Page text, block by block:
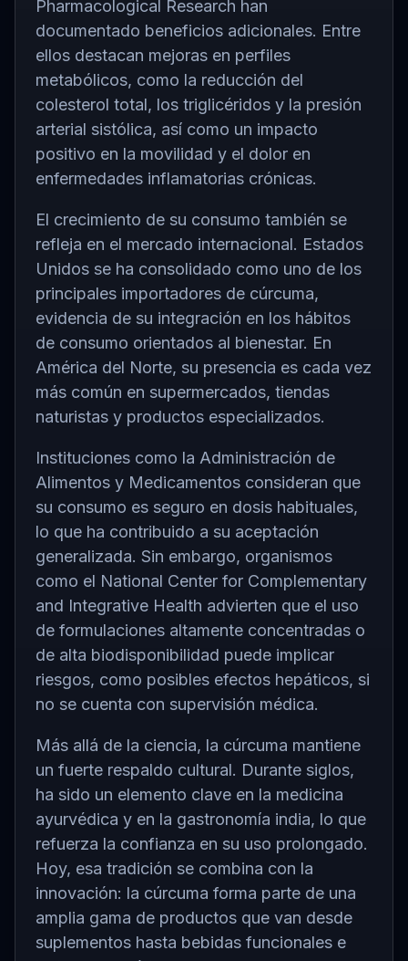
Pharmacological Research han
documentado beneficios adicionales. Entre
ellos destacan mejoras en perfiles
metabólicos, como la reducción del
colesterol total, los triglicéridos y la presión
arterial sistólica, así como un impacto
positivo en la movilidad y el dolor en
enfermedades inflamatorias crónicas.
El crecimiento de su consumo también se
refleja en el mercado internacional. Estados
Unidos se ha consolidado como uno de los
principales importadores de cúrcuma,
evidencia de su integración en los hábitos
de consumo orientados al bienestar. En
América del Norte, su presencia es cada vez
más común en supermercados, tiendas
naturistas y productos especializados.
Instituciones como la Administración de
Alimentos y Medicamentos consideran que
su consumo es seguro en dosis habituales,
lo que ha contribuido a su aceptación
generalizada. Sin embargo, organismos
como el National Center for Complementary
and Integrative Health advierten que el uso
de formulaciones altamente concentradas o
de alta biodisponibilidad puede implicar
riesgos, como posibles efectos hepáticos, si
no se cuenta con supervisión médica.
Más allá de la ciencia, la cúrcuma mantiene
un fuerte respaldo cultural. Durante siglos,
ha sido un elemento clave en la medicina
ayurvédica y en la gastronomía india, lo que
refuerza la confianza en su uso prolongado.
Hoy, esa tradición se combina con la
innovación: la cúrcuma forma parte de una
amplia gama de productos que van desde
suplementos hasta bebidas funcionales e